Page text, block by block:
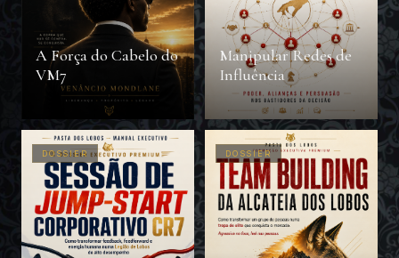
A Força do Cabelo do
VM7
Manipular Redes de
Influência
DOSSIER DOSSIER